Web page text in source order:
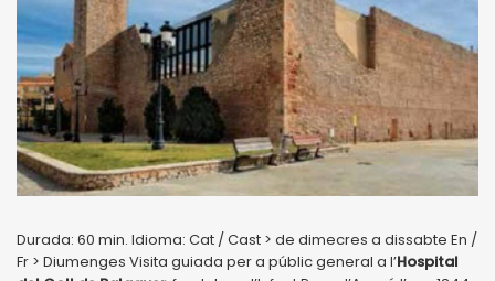
Durada: 60 min. Idioma: Cat / Cast > de dimecres a dissabte En /
Fr > Diumenges Visita guiada per a públic general a l’Hospital